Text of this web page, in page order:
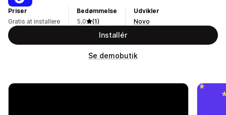
Priser
Gratis at installere
Bedømmelse
5,0
(1)
Udvikler
Novo
Installér
Se demobutik